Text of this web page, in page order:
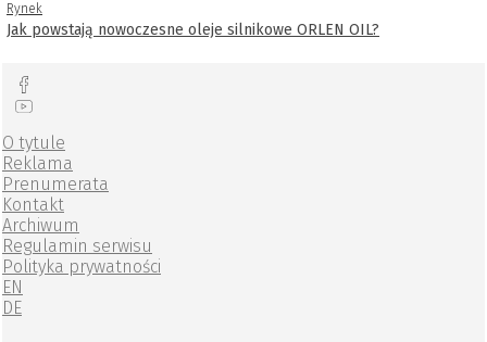
Rynek
Jak powstają nowoczesne oleje silnikowe ORLEN OIL?
O tytule
Reklama
Prenumerata
Kontakt
Archiwum
Regulamin serwisu
Polityka prywatności
EN
DE